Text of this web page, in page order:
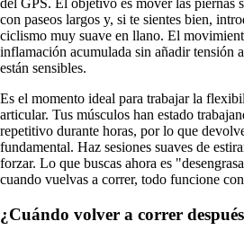
con paseos largos y, si te sientes bien,
ciclismo muy suave en llano. El
inflamación acumulada sin añadir tensión
están sensibles.
Es el momento ideal para trabajar la
articular. Tus músculos han estado
repetitivo durante horas, por lo que
fundamental. Haz sesiones suaves de
forzar. Lo que buscas ahora es
cuando vuelvas a correr, todo funcione
¿Cuándo volver a correr